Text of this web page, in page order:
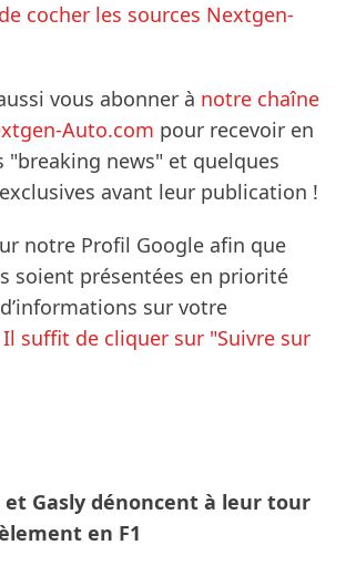
cocher les sources Nextgen-
vous abonner à notre chaîne
Auto.com pour recevoir en
"breaking news" et quelques
avant leur publication !
notre Profil Google afin que
soient présentées en priorité
sur votre
Il suffit de cliquer sur "Suivre sur
et Gasly dénoncent à leur tour
en F1